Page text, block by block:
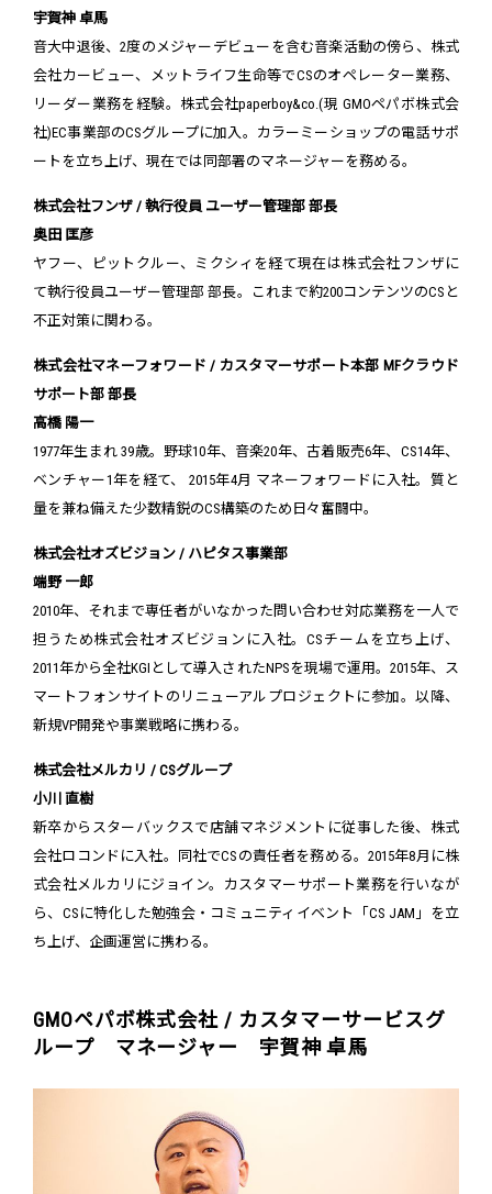
宇賀神 卓馬
音大中退後、2度のメジャーデビューを含む音楽活動の傍ら、株式
会社カービュー、メットライフ生命等でCSのオペレーター業務、
リーダー業務を経験。株式会社paperboy&co.(現 GMOペパボ株式会
社)EC事業部のCSグループに加入。カラーミーショップの電話サポ
ートを立ち上げ、現在では同部署のマネージャーを務める。
株式会社フンザ / 執行役員 ユーザー管理部 部長
奥田 匡彦
ヤフー、ピットクルー、ミクシィを経て現在は株式会社フンザに
て執行役員ユーザー管理部 部長。これまで約200コンテンツのCSと
不正対策に関わる。
株式会社マネーフォワード / カスタマーサポート本部 MFクラウド
サポート部 部長
高橋 陽一
1977年生まれ 39歳。野球10年、音楽20年、古着販売6年、CS14年、
ベンチャー1年を経て、 2015年4月 マネーフォワードに入社。質と
量を兼ね備えた少数精鋭のCS構築のため日々奮闘中。
株式会社オズビジョン / ハピタス事業部
端野 一郎
2010年、それまで専任者がいなかった問い合わせ対応業務を一人で
担うため株式会社オズビジョンに入社。CSチームを立ち上げ、
2011年から全社KGIとして導入されたNPSを現場で運用。2015年、ス
マートフォンサイトのリニューアルプロジェクトに参加。以降、
新規VP開発や事業戦略に携わる。
株式会社メルカリ / CSグループ
小川 直樹
新卒からスターバックスで店舗マネジメントに従事した後、株式
会社ロコンドに入社。同社でCSの責任者を務める。2015年8月に株
式会社メルカリにジョイン。カスタマーサポート業務を行いなが
ら、CSに特化した勉強会・コミュニティイベント「CS JAM」を立
ち上げ、企画運営に携わる。
GMOペパボ株式会社 / カスタマーサービスグ
ループ マネージャー 宇賀神 卓馬